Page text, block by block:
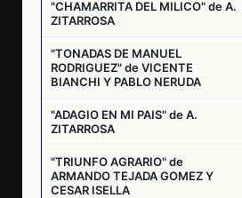
"CHAMARRITA DEL MILICO" de A.
ZITARROSA
"TONADAS DE MANUEL
RODRIGUEZ" de VICENTE
BIANCHI Y PABLO NERUDA
"ADAGIO EN MI PAIS" de A.
ZITARROSA
"TRIUNFO AGRARIO" de
ARMANDO TEJADA GOMEZ Y
CESAR ISELLA